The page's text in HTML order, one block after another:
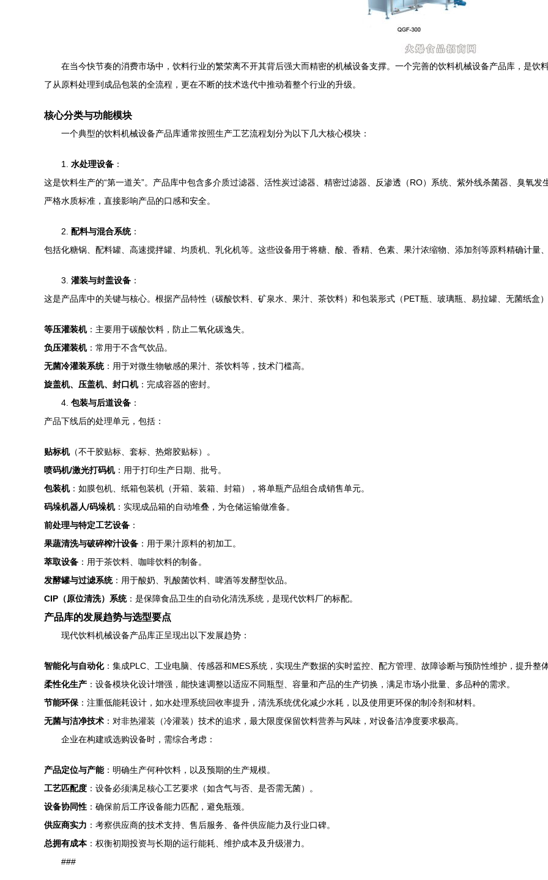
在当今快节奏的消费市场中，饮料行业的繁荣离不开其背后强大而精密的机械设备支撑。一个完善的饮料机械设备产品库，是饮
了从原料处理到成品包装的全流程，更在不断的技术迭代中推动着整个行业的升级。
核心分类与功能模块
一个典型的饮料机械设备产品库通常按照生产工艺流程划分为以下几大核心模块：
1. 水处理设备 ：
这是饮料生产的“第一道关”。产品库中包含多介质过滤器、活性炭过滤器、精密过滤器、反渗透（RO）系统、紫外线杀菌器、臭氧
严格水质标准，直接影响产品的口感和安全。
2. 配料与混合系统：
包括化糖锅、配料罐、高速搅拌罐、均质机、乳化机等。这些设备用于将糖、酸、香精、色素、果汁浓缩物、添加剂等原料精确计量
3. 灌装与封盖设备 ：
这是产品库中的关键与核心。根据产品特性（碳酸饮料、矿泉水、果汁、茶饮料）和包装形式（PET瓶、玻璃瓶、易拉罐、无菌纸盒
等压灌装机：主要用于碳酸饮料，防止二氧化碳逸失。
负压灌装机：常用于不含气饮品。
无菌冷灌装系统：用于对微生物敏感的果汁、茶饮料等，技术门槛高。
旋盖机、压盖机、封口机：完成容器的密封。
4. 包装与后道设备 ：
产品下线后的处理单元，包括：
贴标机（不干胶贴标、套标、热熔胶贴标）。
喷码机/激光打码机：用于打印生产日期、批号。
包装机：如膜包机、纸箱包装机（开箱、装箱、封箱），将单瓶产品组合成销售单元。
码垛机器人/码垛机：实现成品箱的自动堆叠，为仓储运输做准备。
前处理与特定工艺设备 ：
果蔬清洗与破碎榨汁设备 ：用于果汁原料的初加工。
萃取设备 ：用于茶饮料、咖啡饮料的制备。
发酵罐与过滤系统：用于酸奶、乳酸菌饮料、啤酒等发酵型饮品。
CIP（原位清洗）系统：是保障食品卫生的自动化清洗系统，是现代饮料厂的标配。
产品库的发展趋势与选型要点
现代饮料机械设备产品库正呈现出以下发展趋势：
智能化与自动化：集成PLC、工业电脑、传感器和MES系统，实现生产数据的实时监控、配方管理、故障诊断与预防性维护，提升整体
柔性化生产 ：设备模块化设计增强，能快速调整以适应不同瓶型、容量和产品的生产切换，满足市场小批量、多品种的需求。
节能环保 ：注重低能耗设计，如水处理系统回收率提升，清洗系统优化减少水耗，以及使用更环保的制冷剂和材料。
无菌与洁净技术 ：对非热灌装（冷灌装）技术的追求，最大限度保留饮料营养与风味，对设备洁净度要求极高。
企业在构建或选购设备时，需综合考虑：
产品定位与产能：明确生产何种饮料，以及预期的生产规模。
工艺匹配度 ：设备必须满足核心工艺要求（如含气与否、是否需无菌）。
设备协同性 ：确保前后工序设备能力匹配，避免瓶颈。
供应商实力 ：考察供应商的技术支持、售后服务、备件供应能力及行业口碑。
总拥有成本：权衡初期投资与长期的运行能耗、维护成本及升级潜力。
###